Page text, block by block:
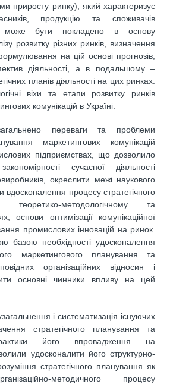
приросту ринку), який характеризує
продукцію та споживачів
може бути покладено в основу
розвитку різних ринків, визначення
на цій основі прогнозів,
діяльності, а в подальшому –
планів діяльності на цих ринках.
віхи та етапи розвитку ринків
комунікацій в Україні.
переваги та проблеми
маркетингових комунікацій
підприємствах, що дозволило
сучасної діяльності
окреслити межі наукового
вдосконалення процесу стратегічного
методологічному та
основи оптимізації комунікаційної
промислових інновацій на ринок.
базою необхідності удосконалення
маркетингового планування та
організаційних відносин і
основні чинники впливу на цей
і систематизація існуючих
стратегічного планування та
його впровадження на
удосконалити його структурно-
стратегічного планування як
методичного процесу